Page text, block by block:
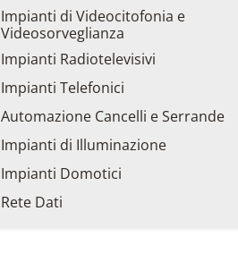
Impianti di Videocitofonia e
Videosorveglianza
Impianti Radiotelevisivi
Impianti Telefonici
Automazione Cancelli e Serrande
Impianti di Illuminazione
Impianti Domotici
Rete Dati